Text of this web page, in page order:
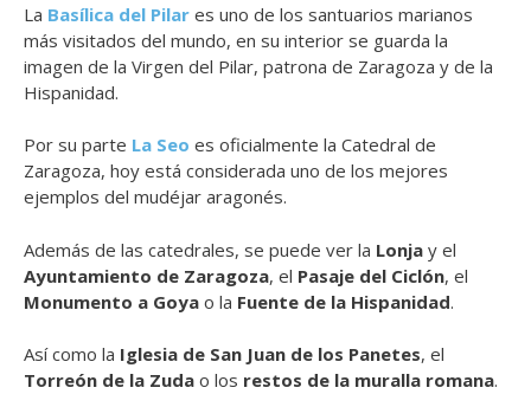
La Basílica del Pilar es uno de los santuarios marianos
más visitados del mundo, en su interior se guarda la
imagen de la Virgen del Pilar, patrona de Zaragoza y de la
Hispanidad.
Por su parte La Seo es oficialmente la Catedral de
Zaragoza, hoy está considerada uno de los mejores
ejemplos del mudéjar aragonés.
Además de las catedrales, se puede ver la Lonja y el
Ayuntamiento de Zaragoza, el Pasaje del Ciclón, el
Monumento a Goya o la Fuente de la Hispanidad.
Así como la Iglesia de San Juan de los Panetes, el
Torreón de la Zuda o los restos de la muralla romana.